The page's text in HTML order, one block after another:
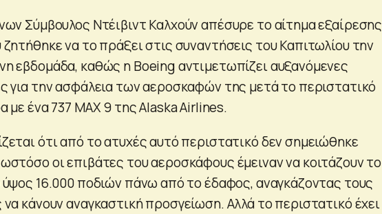
Σύμβουλος Ντέιβιντ Καλχούν απέσυρε το αίτημα εξαίρεσης
να το πράξει στις συναντήσεις του Καπιτωλίου την
εβδομάδα, καθώς η Boeing αντιμετωπίζει αυξανόμενες
για την ασφάλεια των αεροσκαφών της μετά το περιστατικό
με ένα 737 MAX 9 της Alaska Airlines.
ότι από το ατυχές αυτό περιστατικό δεν σημειώθηκε
οι επιβάτες του αεροσκάφους έμειναν να κοιτάζουν το
16.000 ποδιών πάνω από το έδαφος, αναγκάζοντας τους
να κάνουν αναγκαστική προσγείωση. Αλλά το περιστατικό έχει